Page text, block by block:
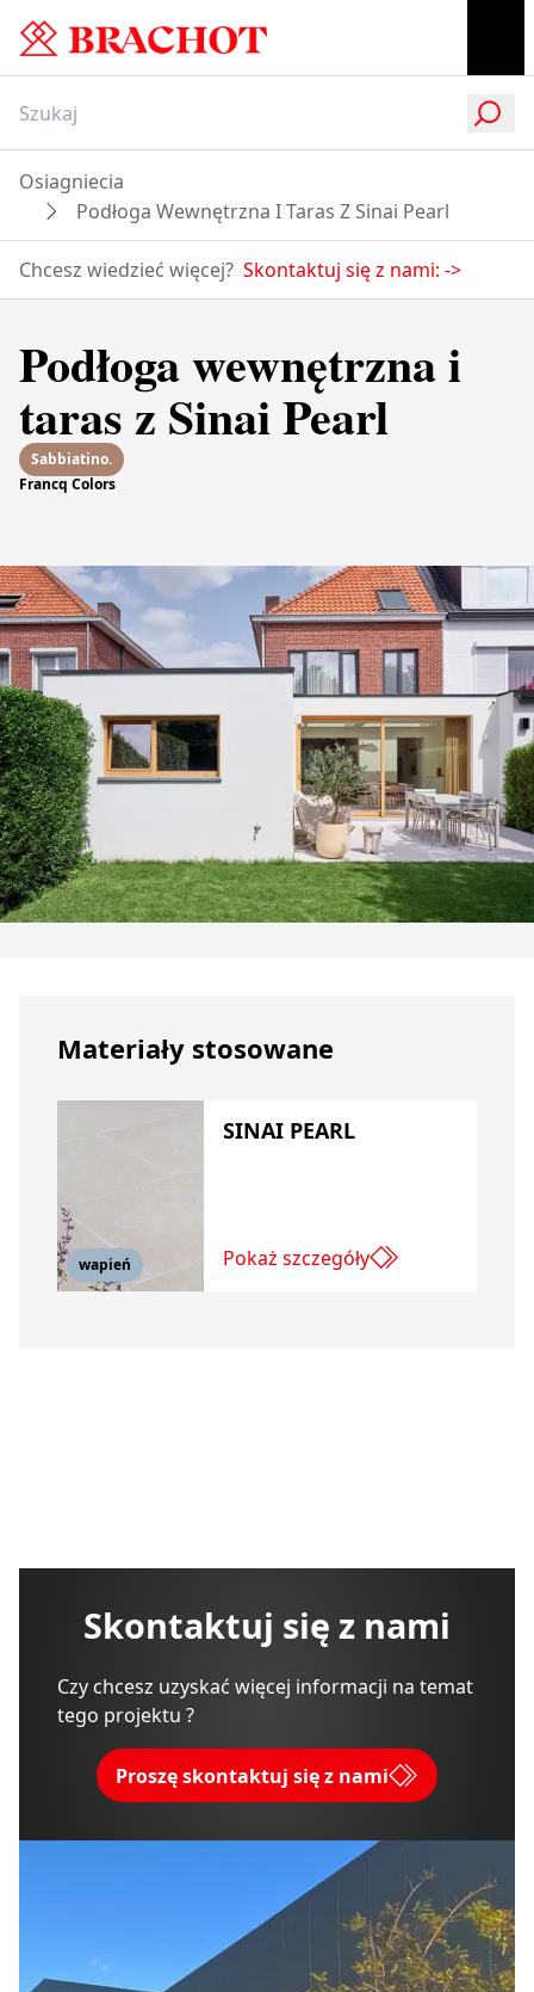
Osiagniecia
Podłoga Wewnętrzna I Taras Z Sinai Pearl
Chcesz wiedzieć więcej? Skontaktuj się z nami: ->
Podłoga wewnętrzna i
taras z Sinai Pearl
Sabbiatino.
Francq Colors
Materiały stosowane
wapień
SINAI PEARL
Pokaż szczegóły
Skontaktuj się z nami
Czy chcesz uzyskać więcej informacji na temat
tego projektu ?
Proszę skontaktuj się z nami